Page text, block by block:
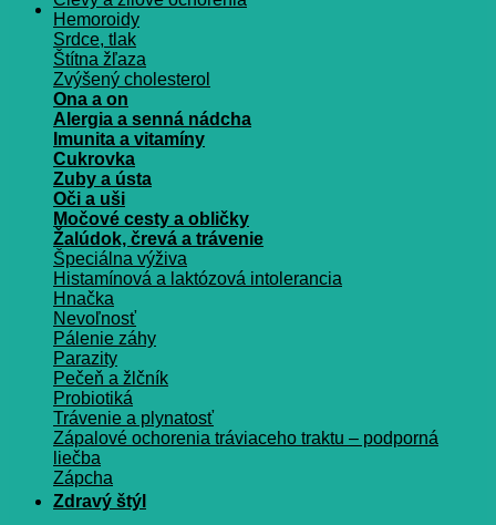
Hemoroidy
Srdce, tlak
Štítna žľaza
Zvýšený cholesterol
Ona a on
Alergia a senná nádcha
Imunita a vitamíny
Cukrovka
Zuby a ústa
Oči a uši
Močové cesty a obličky
Žalúdok, črevá a trávenie
Špeciálna výživa
Histamínová a laktózová intolerancia
Hnačka
Nevoľnosť
Pálenie záhy
Parazity
Pečeň a žlčník
Probiotiká
Trávenie a plynatosť
Zápalové ochorenia tráviaceho traktu – podporná
liečba
Zápcha
Zdravý štýl